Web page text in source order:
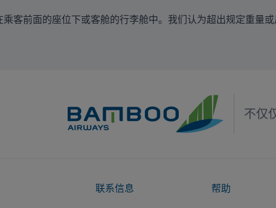
客前面的座位下或客舱的行李舱中。我们认为超出规定重量
不仅
联系信息 帮助